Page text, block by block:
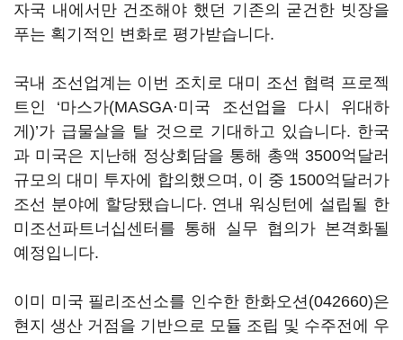
자국 내에서만 건조해야 했던 기존의 굳건한 빗장을
푸는 획기적인 변화로 평가받습니다.
국내 조선업계는 이번 조치로 대미 조선 협력 프로젝
트인 ‘마스가(MASGA·미국 조선업을 다시 위대하
게)’가 급물살을 탈 것으로 기대하고 있습니다. 한국
과 미국은 지난해 정상회담을 통해 총액 3500억달러
규모의 대미 투자에 합의했으며, 이 중 1500억달러가
조선 분야에 할당됐습니다. 연내 워싱턴에 설립될 한
미조선파트너십센터를 통해 실무 협의가 본격화될
예정입니다.
이미 미국 필리조선소를 인수한 한화오션(042660)은
현지 생산 거점을 기반으로 모듈 조립 및 수주전에 우